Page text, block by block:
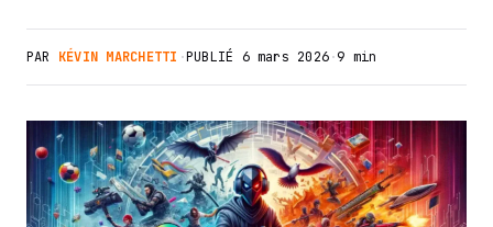
PAR KÉVIN MARCHETTI ·PUBLIÉ 6 mars 2026·9 min